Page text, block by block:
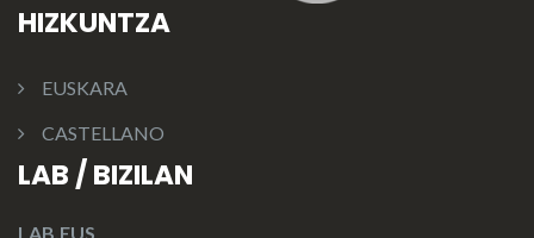
HIZKUNTZA
EUSKARA
CASTELLANO
LAB / BIZILAN
LAB.EUS